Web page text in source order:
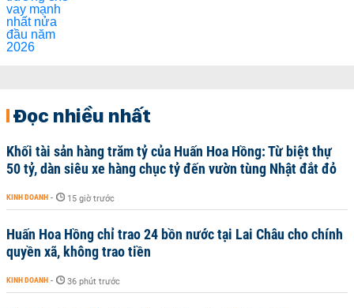
Đọc nhiều nhất
Khối tài sản hàng trăm tỷ của Huấn Hoa Hồng: Từ biệt thự
50 tỷ, dàn siêu xe hàng chục tỷ đến vườn tùng Nhật đắt đỏ
KINH DOANH - 15 giờ trước
Huấn Hoa Hồng chỉ trao 24 bồn nước tại Lai Châu cho chính
quyền xã, không trao tiền
KINH DOANH - 36 phút trước